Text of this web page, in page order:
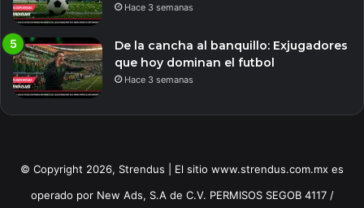
Hace 3 semanas
De la cancha al banquillo: Exjugadores
que hoy dominan el futbol
Hace 3 semanas
© Copyright 2026, Strendus | El sitio www.strendus.com.mx es
operado por New Ads, S.A de C.V. PERMISOS SEGOB 4117 /